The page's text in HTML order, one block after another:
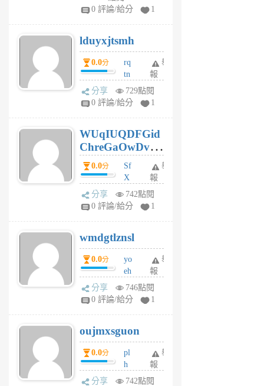
jl
月
前
0 評論/給分
1
lduyxjtsmh
0.0分
rq
tn
jt
gl
個
月
前
舉
報
分享
729點閱
0 評論/給分
1
WUqIUQDFGid
ChreGaOwDv
dY0.0分
Sf
X
Pe
Jc
R
P
m
v
A
V
個
月
前
舉
報
分享
742點閱
0 評論/給分
1
wmdgtlznsl
0.0分
yo
eh
ld
gy
個
月
前
舉
報
分享
746點閱
0 評論/給分
1
oujmxsguon
0.0分
pl
h
wi
舉
報
分享
742點閱